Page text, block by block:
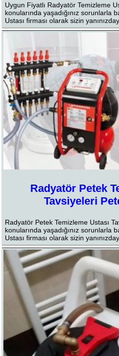
Uygun Fiyatlı Radyatör Temizleme
konularında yaşadığınız sorunlarla
Ustası firması olarak sizin
Radyatör Petek
Tavsiyeleri
Radyatör Petek Temizleme Ustası
konularında yaşadığınız sorunlarla
Ustası firması olarak sizin